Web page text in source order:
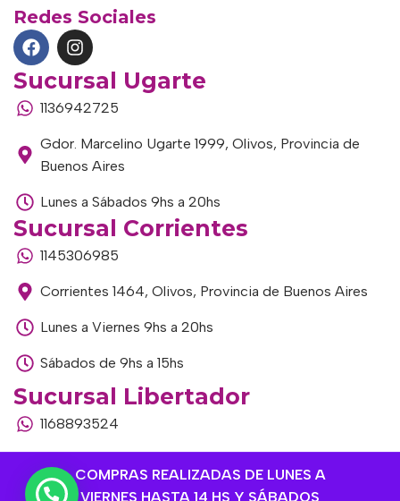
COMPRAS REALIZADAS DE LUNES A
VIERNES HASTA 14 HS Y SÁBADOS
Redes Sociales
Sucursal Ugarte
1136942725
Gdor. Marcelino Ugarte 1999, Olivos, Provincia de
Buenos Aires
Lunes a Sábados 9hs a 20hs
Sucursal Corrientes
1145306985
Corrientes 1464, Olivos, Provincia de Buenos Aires
Lunes a Viernes 9hs a 20hs
Sábados de 9hs a 15hs
Sucursal Libertador
1168893524
Buenos Aires